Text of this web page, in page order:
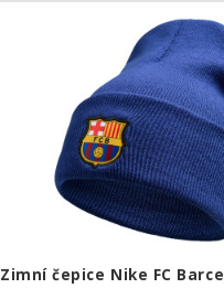
Zimní čepice Nike FC